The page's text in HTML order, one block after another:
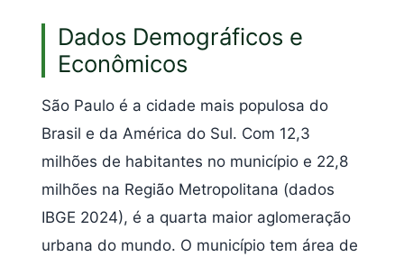
Dados Demográficos e
Econômicos
São Paulo é a cidade mais populosa do
Brasil e da América do Sul. Com 12,3
milhões de habitantes no município e 22,8
milhões na Região Metropolitana (dados
IBGE 2024), é a quarta maior aglomeração
urbana do mundo. O município tem área de